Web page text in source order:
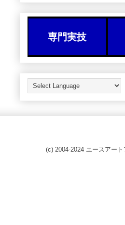
専門実技
(c) 2004-2024 エースアー